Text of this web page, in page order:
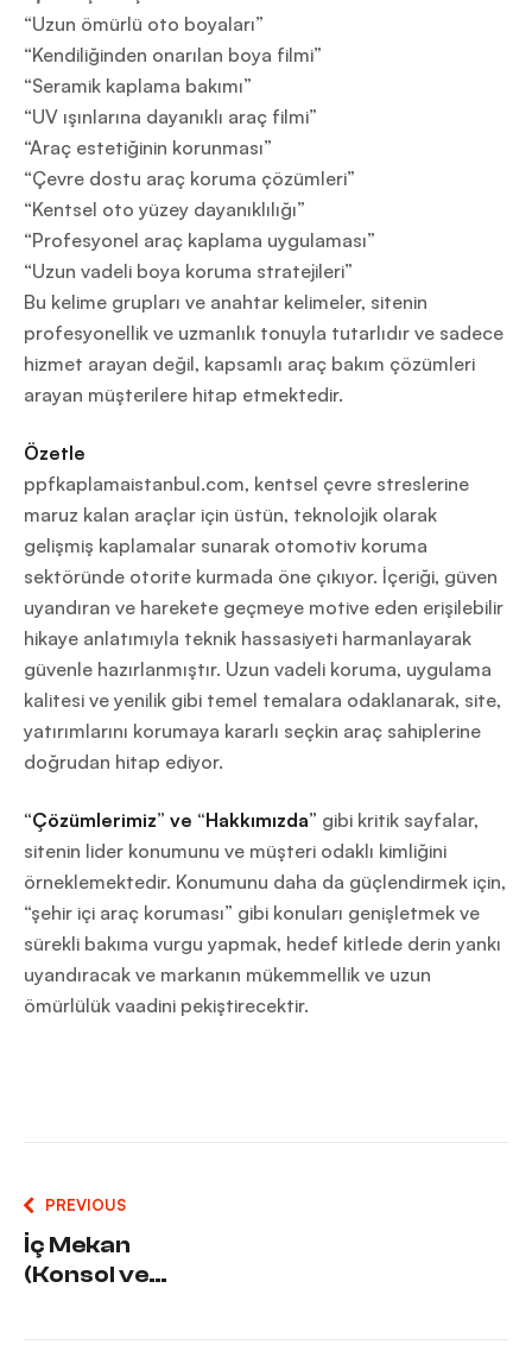
“Uzun ömürlü oto boyaları”
“Kendiliğinden onarılan boya filmi”
“Seramik kaplama bakımı”
“UV ışınlarına dayanıklı araç filmi”
“Araç estetiğinin korunması”
“Çevre dostu araç koruma çözümleri”
“Kentsel oto yüzey dayanıklılığı”
“Profesyonel araç kaplama uygulaması”
“Uzun vadeli boya koruma stratejileri”
Bu kelime grupları ve anahtar kelimeler, sitenin
profesyonellik ve uzmanlık tonuyla tutarlıdır ve sadece
hizmet arayan değil, kapsamlı araç bakım çözümleri
arayan müşterilere hitap etmektedir.
Özetle
ppfkaplamaistanbul.com, kentsel çevre streslerine
maruz kalan araçlar için üstün, teknolojik olarak
gelişmiş kaplamalar sunarak otomotiv koruma
sektöründe otorite kurmada öne çıkıyor. İçeriği, güven
uyandıran ve harekete geçmeye motive eden erişilebilir
hikaye anlatımıyla teknik hassasiyeti harmanlayarak
güvenle hazırlanmıştır. Uzun vadeli koruma, uygulama
kalitesi ve yenilik gibi temel temalara odaklanarak, site,
yatırımlarını korumaya kararlı seçkin araç sahiplerine
doğrudan hitap ediyor.
“Çözümlerimiz” ve “Hakkımızda” gibi kritik sayfalar,
sitenin lider konumunu ve müşteri odaklı kimliğini
örneklemektedir. Konumunu daha da güçlendirmek için,
“şehir içi araç koruması” gibi konuları genişletmek ve
sürekli bakıma vurgu yapmak, hedef kitlede derin yankı
uyandıracak ve markanın mükemmellik ve uzun
ömürlülük vaadini pekiştirecektir.
PREVIOUS
İç Mekan
(Konsol ve